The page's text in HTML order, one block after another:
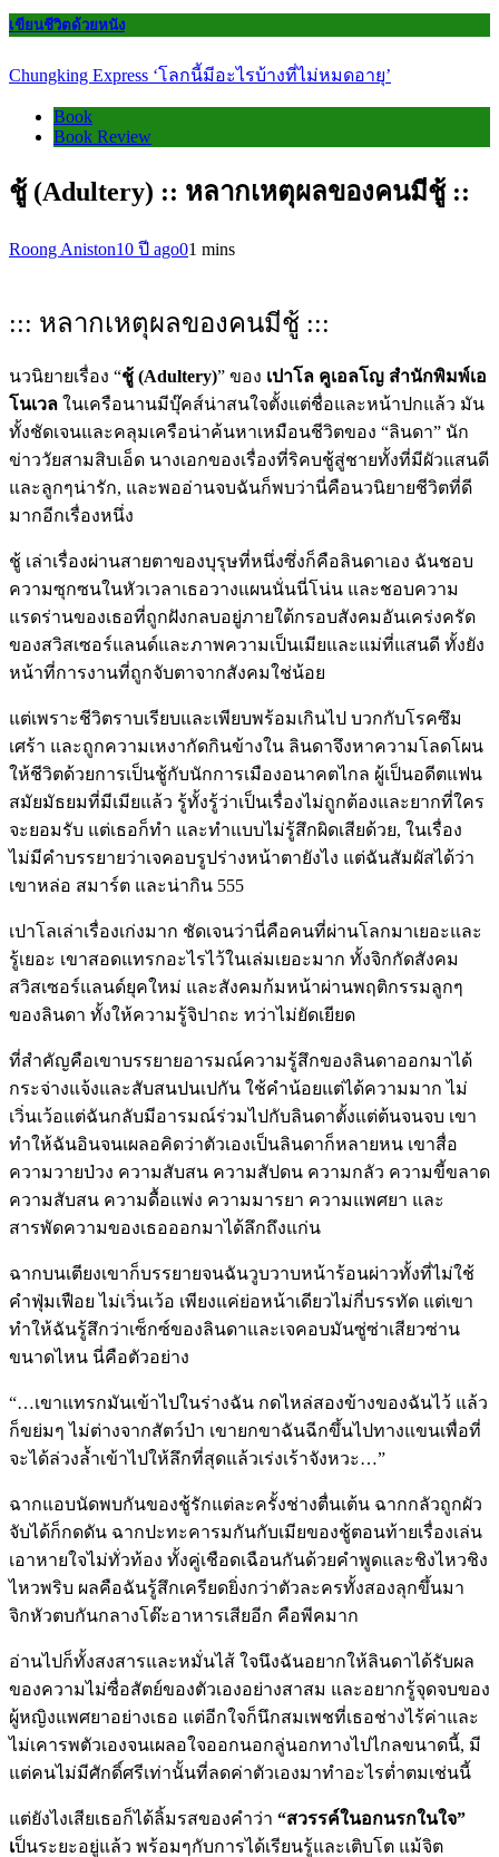
เขียนชีวิตด้วยหนัง
Chungking Express ‘โลกนี้มีอะไรบ้างที่ไม่หมดอายุ’
Book
Book Review
ชู้ (Adultery) :: หลากเหตุผลของคนมีชู้ ::
Roong Aniston10 ปี ago01 mins
::: หลากเหตุผลของคนมีชู้ :::
นวนิยายเรื่อง “ชู้ (Adultery)” ของ เปาโล คูเอลโญ สำนักพิมพ์เอ
โนเวล ในเครือนานมีบุ๊คส์น่าสนใจตั้งแต่ชื่อและหน้าปกแล้ว มัน
ทั้งชัดเจนและคลุมเครือน่าค้นหาเหมือนชีวิตของ “ลินดา” นัก
ข่าววัยสามสิบเอ็ด นางเอกของเรื่องที่ริคบชู้สู่ชายทั้งที่มีผัวแสนดี
และลูกๆน่ารัก, และพออ่านจบฉันก็พบว่านี่คือนวนิยายชีวิตที่ดี
มากอีกเรื่องหนึ่ง
ชู้ เล่าเรื่องผ่านสายตาของบุรุษที่หนึ่งซึ่งก็คือลินดาเอง ฉันชอบ
ความซุกซนในหัวเวลาเธอวางแผนนั่นนี่โน่น และชอบความ
แรดร่านของเธอที่ถูกฝังกลบอยู่ภายใต้กรอบสังคมอันเคร่งครัด
ของสวิสเซอร์แลนด์และภาพความเป็นเมียและแม่ที่แสนดี ทั้งยัง
หน้าที่การงานที่ถูกจับตาจากสังคมใช่น้อย
แต่เพราะชีวิตราบเรียบและเพียบพร้อมเกินไป บวกกับโรคซึม
เศร้า และถูกความเหงากัดกินข้างใน ลินดาจึงหาความโลดโผน
ให้ชีวิตด้วยการเป็นชู้กับนักการเมืองอนาคตไกล ผู้เป็นอดีตแฟน
สมัยมัธยมที่มีเมียแล้ว รู้ทั้งรู้ว่าเป็นเรื่องไม่ถูกต้องและยากที่ใคร
จะยอมรับ แต่เธอก็ทำ และทำแบบไม่รู้สึกผิดเสียด้วย, ในเรื่อง
ไม่มีคำบรรยายว่าเจคอบรูปร่างหน้าตายังไง แต่ฉันสัมผัสได้ว่า
เขาหล่อ สมาร์ต และน่ากิน 555
เปาโลเล่าเรื่องเก่งมาก ชัดเจนว่านี่คือคนที่ผ่านโลกมาเยอะและ
รู้เยอะ เขาสอดแทรกอะไรไว้ในเล่มเยอะมาก ทั้งจิกกัดสังคม
สวิสเซอร์แลนด์ยุคใหม่ และสังคมก้มหน้าผ่านพฤติกรรมลูกๆ
ของลินดา ทั้งให้ความรู้จิปาถะ ทว่าไม่ยัดเยียด
ที่สำคัญคือเขาบรรยายอารมณ์ความรู้สึกของลินดาออกมาได้
กระจ่างแจ้งและสับสนปนเปกัน ใช้คำน้อยแต่ได้ความมาก ไม่
เวิ่นเว้อแต่ฉันกลับมีอารมณ์ร่วมไปกับลินดาตั้งแต่ต้นจนจบ เขา
ทำให้ฉันอินจนเผลอคิดว่าตัวเองเป็นลินดาก็หลายหน เขาสื่อ
ความวายป่วง ความสับสน ความสัปดน ความกลัว ความขี้ขลาด
ความสับสน ความดื้อแพ่ง ความมารยา ความแพศยา และ
สารพัดความของเธอออกมาได้ลึกถึงแก่น
ฉากบนเตียงเขาก็บรรยายจนฉันวูบวาบหน้าร้อนผ่าวทั้งที่ไม่ใช้
คำฟุ่มเฟือย ไม่เวิ่นเว้อ เพียงแค่ย่อหน้าเดียวไม่กี่บรรทัด แต่เขา
ทำให้ฉันรู้สึกว่าเซ็กซ์ของลินดาและเจคอบมันซู่ซ่าเสียวซ่าน
ขนาดไหน นี่คือตัวอย่าง
“…เขาแทรกมันเข้าไปในร่างฉัน กดไหล่สองข้างของฉันไว้ แล้ว
ก็ขย่มๆ ไม่ต่างจากสัตว์ป่า เขายกขาฉันฉีกขึ้นไปทางแขนเพื่อที่
จะได้ล่วงล้ำเข้าไปให้ลึกที่สุดแล้วเร่งเร้าจังหวะ…”
ฉากแอบนัดพบกันของชู้รักแต่ละครั้งช่างตื่นเต้น ฉากกลัวถูกผัว
จับได้ก็กดดัน ฉากปะทะคารมกันกับเมียของชู้ตอนท้ายเรื่องเล่น
เอาหายใจไม่ทั่วท้อง ทั้งคู่เชือดเฉือนกันด้วยคำพูดและชิงไหวชิง
ไหวพริบ ผลคือฉันรู้สึกเครียดยิ่งกว่าตัวละครทั้งสองลุกขึ้นมา
จิกหัวตบกันกลางโต๊ะอาหารเสียอีก คือพีคมาก
อ่านไปก็ทั้งสงสารและหมั่นไส้ ใจนึงฉันอยากให้ลินดาได้รับผล
ของความไม่ซื่อสัตย์ของตัวเองอย่างสาสม และอยากรู้จุดจบของ
ผู้หญิงแพศยาอย่างเธอ แต่อีกใจก็นึกสมเพชที่เธอช่างไร้ค่าและ
ไม่เคารพตัวเองจนเผลอใจออกนอกลู่นอกทางไปไกลขนาดนี้, มี
แต่คนไม่มีศักดิ์ศรีเท่านั้นที่ลดค่าตัวเองมาทำอะไรต่ำตมเช่นนี้
แต่ยังไงเสียเธอก็ได้ลิ้มรสของคำว่า “สวรรค์ในอกนรกในใจ”
เป็นระยะอยู่แล้ว พร้อมๆกับการได้เรียนรู้และเติบโต แม้จิต